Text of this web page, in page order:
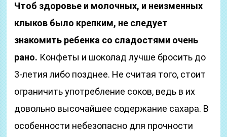
Чтоб здоровье и молочных, и неизменных
клыков было крепким, не следует
знакомить ребенка со сладостями очень
рано. Конфеты и шоколад лучше бросить до
3-летия либо позднее. Не считая того, стоит
ограничить употребление соков, ведь в их
довольно высочайшее содержание сахара. В
особенности небезопасно для прочности